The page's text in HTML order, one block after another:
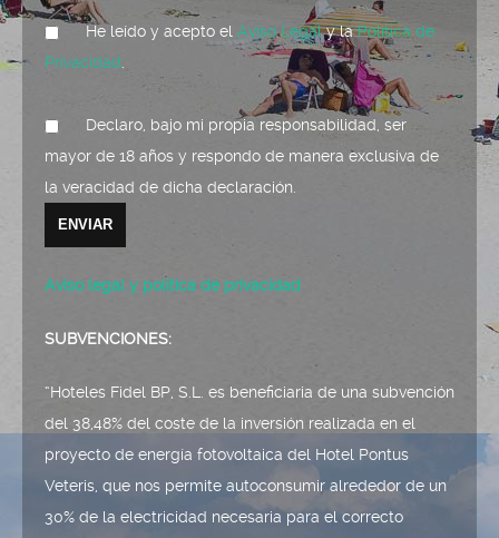
He leído y acepto el Aviso Legaly laPolítica de
Privacidad
Declaro, bajo mi propia responsabilidad, ser
mayor de 18 años y respondo de manera exclusiva de
la veracidad de dicha declaración.
Aviso legal y política de privacidad
SUBVENCIONES:
“Hoteles Fidel BP, S.L. es beneficiaria de una subvención
del 38,48% del coste de la inversión realizada en el
proyecto de energía fotovoltaica del Hotel Pontus
Veteris, que nos permite autoconsumir alrededor de un
30% de la electricidad necesaria para el correcto